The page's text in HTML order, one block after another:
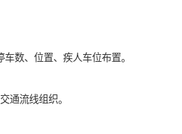
数、位置、疾人车位布置。
通流线组织。